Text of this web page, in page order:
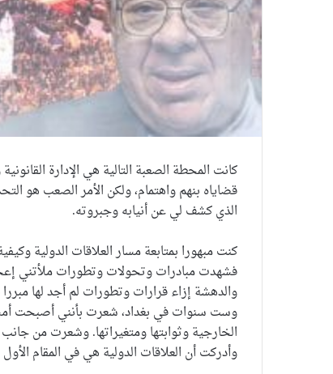
كانت المحطة الصعبة التالية هي الإدارة
قضاياه بنهم واهتمام، ولكن الأمر الصعب هو
الذي كشف لي عن أنيابه وجبروته.
كنت مبهورا بمتابعة مسار العلاقات الدولية
فشهدت مبادرات وتحولات وتطورات ملأتني
والدهشة إزاء قرارات وتطورات لم أجد لها
وست سنوات في بغداد، شعرت بأنني أصبحت
الخارجية وثوابتها ومتغيراتها. وشعرت من
وأدركت أن العلاقات الدولية هي في المقام